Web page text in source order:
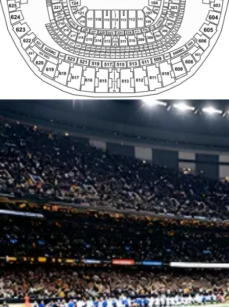
308
306
307
317
504
506WC
507
509
511
513
515
519
521
523
524
525WC
517
312
313
311
317
318
319
320
332
333
314
315
316
321
327326
422 421 420 419 418 417 416 415 414 413 412 411 410 409 408 407
406
405
404
605
606
607
608
610
611
612
615
616
617
618
619
619WC
620
621
623
614 613
225 221 219 217
215
213
2234
318
316
314 313 311 310 309
312
5
17
334
335
336
430
431
432
429
428
427
426
425
424 423
609
609WC
1
212 SRO
506 SRO
525 SRO
7
1
5